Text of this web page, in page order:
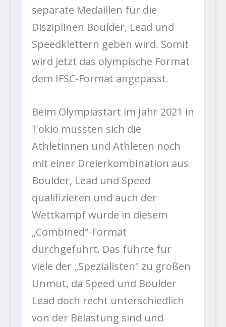
separate Medaillen für die
Disziplinen Boulder, Lead und
Speedklettern geben wird. Somit
wird jetzt das olympische Format
dem IFSC-Format angepasst.
Beim Olympiastart im Jahr 2021 in
Tokio mussten sich die
Athletinnen und Athleten noch
mit einer Dreierkombination aus
Boulder, Lead und Speed
qualifizieren und auch der
Wettkampf wurde in diesem
„Combined“-Format
durchgeführt. Das führte für
viele der „Spezialisten“ zu großen
Unmut, da Speed und Boulder
Lead doch recht unterschiedlich
von der Belastung sind und